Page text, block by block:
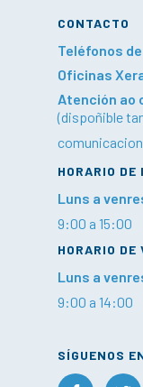
CONTACTO
Teléfonos
Oficinas
Atención ao
(dispoñible
HORARIO DE
Luns a
9:00 a 15:00
HORARIO DE
Luns a
9:00 a 14:00
SÍGUENOS